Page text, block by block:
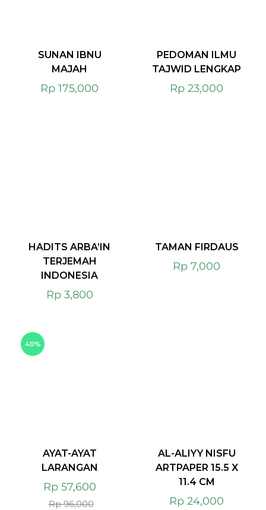
SUNAN IBNU
MAJAH
Rp 175,000
PEDOMAN ILMU
TAJWID LENGKAP
Rp 23,000
HADITS ARBA’IN
TERJEMAH
INDONESIA
Rp3,800
TAMAN FIRDAUS
Rp 7,000
40%
AYAT-AYAT
LARANGAN
Rp57,600
Rp96,000
AL-ALIYY NISFU
ARTPAPER 15.5 X
11.4 CM
Rp 24,000